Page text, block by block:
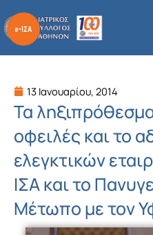
στο
περιεχόμενο
13 Ιανουαρίου, 2014
Τα
οφειλές και το
ελεγκτικών
ΙΣΑ και το
Μέτωπο με τον